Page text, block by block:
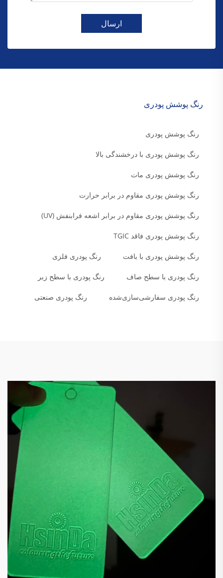
ارسال
رنگ پوشش پودری
رنگ پوشش پودری
رنگ پوشش پودری با درخشندگی بالا
رنگ پوشش پودری مات
رنگ پوشش پودری مقاوم در برابر حرارت
رنگ پوشش پودری مقاوم در برابر اشعه فرابنفش (UV)
رنگ پوشش پودری فاقد TGIC
رنگ پوشش پودری با بافت رنگ پودری فلزی
رنگ پودری با سطح صاف رنگ پودری با سطح زبر
رنگ پودری سفارشی‌سازی‌شده رنگ پودری صنعتی